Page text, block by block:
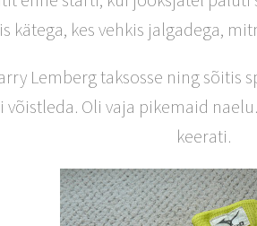
kätega, kes vehkis jalgadega,
Lemberg taksosse ning sõitis
Oli vaja pikemaid
keerati.